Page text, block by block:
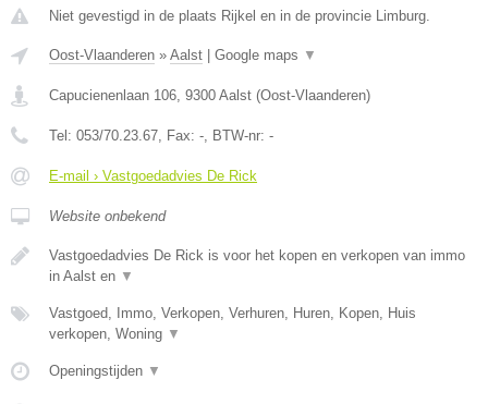
Niet gevestigd in de plaats Rijkel en in de provincie Limburg.
Oost-Vlaanderen » Aalst Google maps ▼
Capucienenlaan 106 9300 Aalst (Oost-Vlaanderen)
Tel: 053/70.23.67 , Fax: - , BTW-nr: -
E-mail › Vastgoedadvies De Rick
Website onbekend
Vastgoedadvies De Rick is voor het kopen en verkopen van immo
in Aalst en ▼
Vastgoed, Immo, Verkopen, Verhuren, Huren, Kopen, Huis
verkopen, Woning ▼
Openingstijden ▼